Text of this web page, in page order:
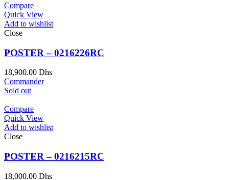
Compare
Quick View
Add to wishlist
Close
POSTER – 0216226RC
18,900.00 Dhs
Commander
Sold out
Compare
Quick View
Add to wishlist
Close
POSTER – 0216215RC
18,000.00 Dhs